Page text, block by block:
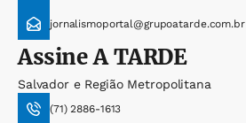
jornalismoportal@grupoatarde.com.br
AssineA TARDE
Salvador e Região Metropolitana
(71) 2886-1613